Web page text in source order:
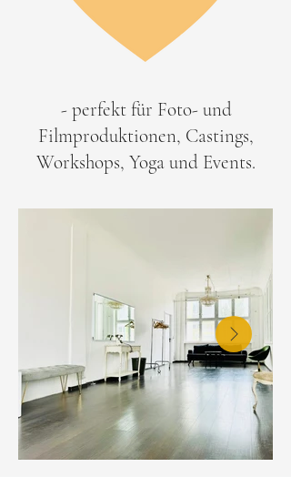
- perfekt für Foto- und
Filmproduktionen, Castings,
Workshops, Yoga und Events.